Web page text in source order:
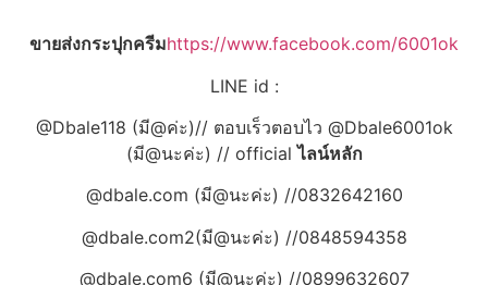
ขายส่งกระปุกครีมhttps://www.facebook.com/6001ok
LINE id :
@Dbale118 (มี@ค่ะ)// ตอบเร็วตอบไว @Dbale6001ok
(มี@นะค่ะ) // officialไลน์หลัก
@dbale.com (มี@นะค่ะ) //0832642160
@dbale.com2(มี@นะค่ะ) //0848594358
@dbale.com6 (มี@นะค่ะ) //0899632607